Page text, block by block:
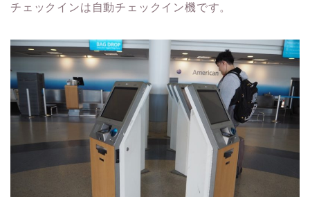
チェックインは自動チェックイン機です。